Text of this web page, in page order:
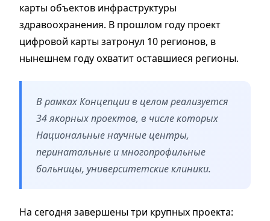
карты объектов инфраструктуры
здравоохранения. В прошлом году проект
цифровой карты затронул 10 регионов, в
нынешнем году охватит оставшиеся регионы.
В рамках Концепции в целом реализуется
34 якорных проектов, в числе которых
Национальные научные центры,
перинатальные и многопрофильные
больницы, университетские клиники.
На сегодня завершены три крупных проекта: